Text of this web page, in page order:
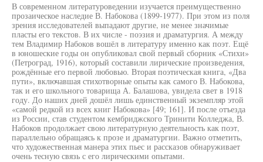
В современном литературоведении изучается преимущественно
прозаическое наследие В. Набокова (1899-1977). При этом из поля
зрения исследователей выпадают другие, не менее значимые
пласты его текстов. В их числе - поэзия и драматургия. А между
тем Владимир Набоков вошёл в литературу именно как поэт. Ещё
в юношеские годы он опубликовал свой первый сборник «Стихи»
(Петроград, 1916), который составили лирические произведения,
рождённые его первой любовью. Вторая поэтическая книга, «Два
пути», включавшая стихотворные опыты как самого В. Набокова,
так и его школьного товарища А. Балашова, увидела свет в 1918
году. До наших дней дошёл лишь единственный экземпляр этой
«самой редкой из всех книг Набокова» [49; 161]. И после отъезда
из России, став студентом кембриджского Тринити Колледжа, В.
Набоков продолжает свою литературную деятельность как поэт,
параллельно обращаясь к прозе и драматургии. Важно отметить,
что художественная манера этих пьес и рассказов обнаруживает
очень тесную связь с его лирическими опытами.